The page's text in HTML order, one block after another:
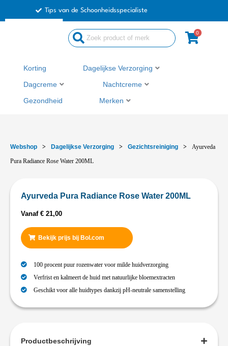
Tips van de Schoonheidsspecialiste
0
Korting Dagelijkse Verzorging
Dagcreme Nachtcreme
Gezondheid Merken
Webshop > Dagelijkse Verzorging > Gezichtsreiniging >
Ayurveda
Pura Radiance Rose Water 200ML
Ayurveda Pura Radiance Rose Water 200ML
Vanaf € 21,00
Bekijk prijs bij Bol.com
100 procent puur rozenwater voor milde huidverzorging
Verfrist en kalmeert de huid met natuurlijke bloemextracten
Geschikt voor alle huidtypes dankzij pH-neutrale samenstelling
Productbeschrijving